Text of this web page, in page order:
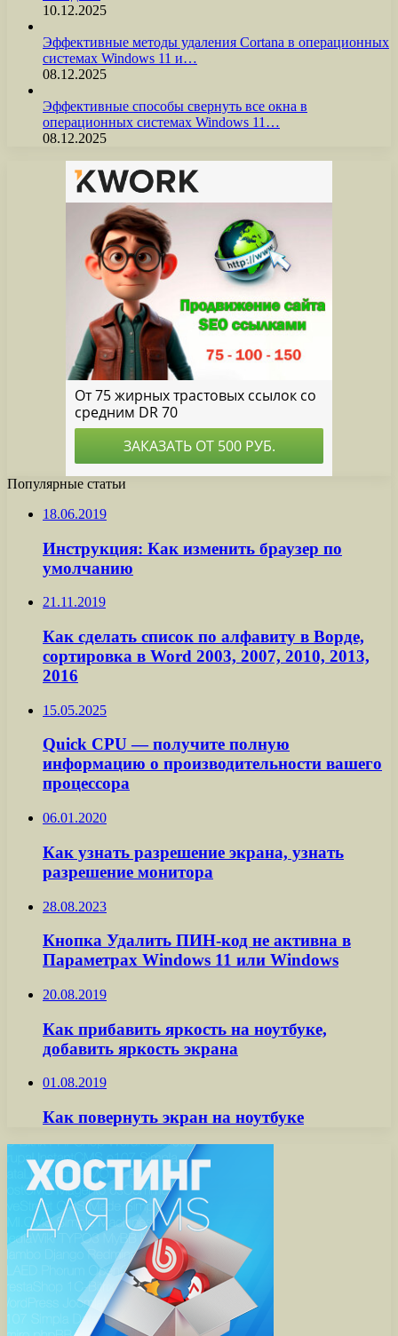
10.12.2025
Эффективные методы удаления Cortana в операционных
системах Windows 11 и…
08.12.2025
Эффективные способы свернуть все окна в
операционных системах Windows 11…
08.12.2025
Популярные статьи
18.06.2019
Инструкция: Как изменить браузер по
умолчанию
21.11.2019
Как сделать список по алфавиту в Ворде,
сортировка в Word 2003, 2007, 2010, 2013,
2016
15.05.2025
Quick CPU — получите полную
информацию о производительности вашего
процессора
06.01.2020
Как узнать разрешение экрана, узнать
разрешение монитора
28.08.2023
Кнопка Удалить ПИН-код не активна в
Параметрах Windows 11 или Windows
20.08.2019
Как прибавить яркость на ноутбуке,
добавить яркость экрана
01.08.2019
Как повернуть экран на ноутбуке